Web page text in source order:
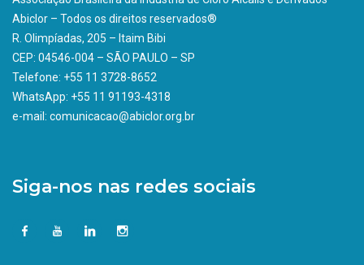
Abiclor – Todos os direitos reservados®
R. Olimpíadas, 205 – Itaim Bibi
CEP: 04546-004 – SÃO PAULO – SP
Telefone: +55 11 3728-8652
WhatsApp: +55 11 91193-4318
e-mail: comunicacao@abiclor.org.br
Siga-nos nas redes sociais